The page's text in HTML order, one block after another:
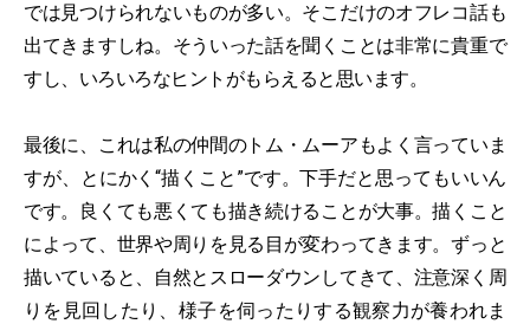
では見つけられないものが多い。そこだけのオフレコ話も
出てきますしね。そういった話を聞くことは非常に貴重で
すし、いろいろなヒントがもらえると思います。
最後に、これは私の仲間のトム・ムーアもよく言っていま
すが、とにかく“描くこと”です。下手だと思ってもいいん
です。良くても悪くても描き続けることが大事。描くこと
によって、世界や周りを見る目が変わってきます。ずっと
描いていると、自然とスローダウンしてきて、注意深く周
りを見回したり、様子を伺ったりする観察力が養われま